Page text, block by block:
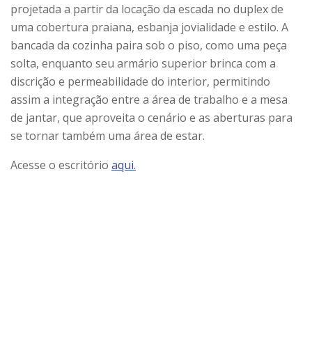
projetada a partir da locação da escada no duplex de
uma cobertura praiana, esbanja jovialidade e estilo. A
bancada da cozinha paira sob o piso, como uma peça
solta, enquanto seu armário superior brinca com a
discrição e permeabilidade do interior, permitindo
assim a integração entre a área de trabalho e a mesa
de jantar, que aproveita o cenário e as aberturas para
se tornar também uma área de estar.
Acesse o escritório aqui.